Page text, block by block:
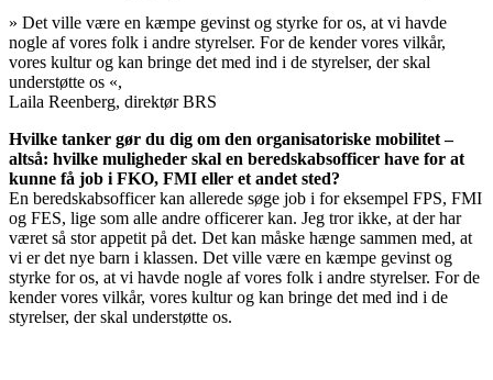
» Det ville være en kæmpe gevinst og styrke for os, at vi havde
nogle af vores folk i andre styrelser. For de kender vores vilkår,
vores kultur og kan bringe det med ind i de styrelser, der skal
understøtte os «,
Laila Reenberg, direktør BRS
Hvilke tanker gør du dig om den organisatoriske mobilitet –
altså: hvilke muligheder skal en beredskabsofficer have for at
kunne få job i FKO, FMI eller et andet sted?
En beredskabsofficer kan allerede søge job i for eksempel FPS, FMI
og FES, lige som alle andre officerer kan. Jeg tror ikke, at der har
været så stor appetit på det. Det kan måske hænge sammen med, at
vi er det nye barn i klassen. Det ville være en kæmpe gevinst og
styrke for os, at vi havde nogle af vores folk i andre styrelser. For de
kender vores vilkår, vores kultur og kan bringe det med ind i de
styrelser, der skal understøtte os.